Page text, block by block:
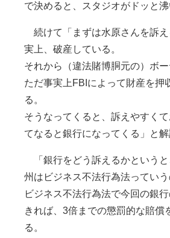
で決めると、スタジオがドッと沸
続けて「まずは水原さんを訴
実上、破産している。
それから（違法賭博胴元の）ボー
ただ事実上FBIによって財産を押
る。
そうなってくると、訴えやすく
てなると銀行になってくる」と解
「銀行をどう訴えるかというと
州はビジネス不法行為法っていう
ビジネス不法行為法で今回の銀
きれば、3倍までの懲罰的な賠償
る。